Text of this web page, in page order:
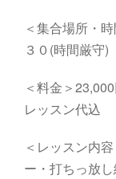
＜集合場所・
３０(時間厳守)
＜料金＞
レッスン代込
＜レッスン内
ー・打ちっ放